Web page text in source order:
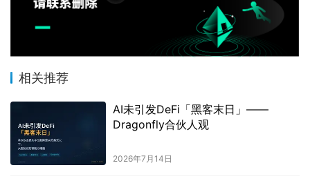
相关推荐
AI未引发DeFi「黑客末日」——
Dragonfly合伙人观
2026年7月14日